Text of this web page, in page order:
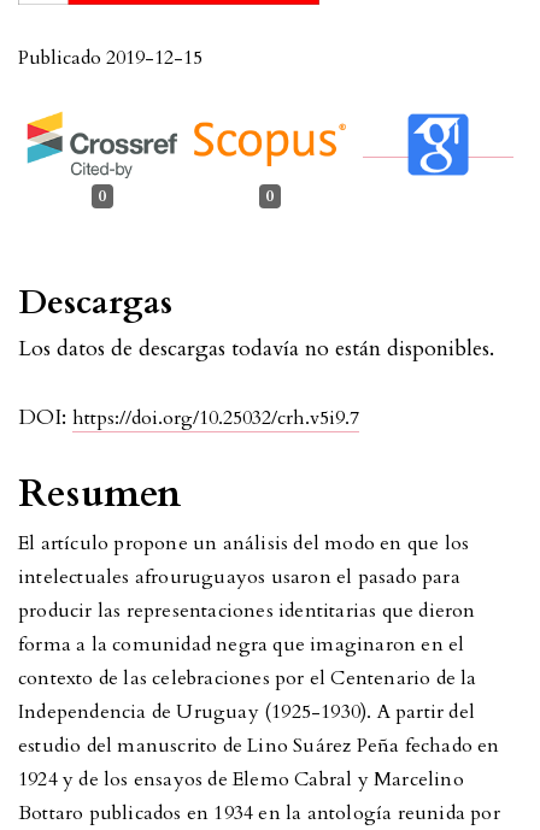
DOI: https://doi.org/10.25032/crh.v5i9.7
Publicado 2019-12-15
0 0
Resumen
El artículo propone un análisis del modo en que los
intelectuales afrouruguayos usaron el pasado para
producir las representaciones identitarias que dieron
forma a la comunidad negra que imaginaron en el
contexto de las celebraciones por el Centenario de la
Independencia de Uruguay (1925-1930). A partir del
estudio del manuscrito de Lino Suárez Peña fechado en
1924 y de los ensayos de Elemo Cabral y Marcelino
Bottaro publicados en 1934 en la antología reunida por
Descargas
Los datos de descargas todavía no están disponibles.